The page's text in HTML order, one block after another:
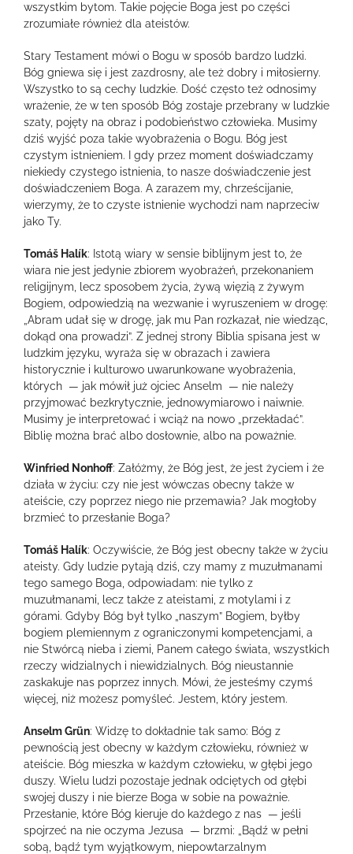
wszystkim bytom. Takie pojęcie Boga jest po części
zrozumiałe również dla ateistów.
Stary Testament mówi o Bogu w sposób bardzo ludzki.
Bóg gniewa się i jest zazdrosny, ale też dobry i miłosierny.
Wszystko to są cechy ludzkie. Dość często też odnosimy
wrażenie, że w ten sposób Bóg zostaje przebrany w ludzkie
szaty, pojęty na obraz i podobieństwo człowieka. Musimy
dziś wyjść poza takie wyobrażenia o Bogu. Bóg jest
czystym istnieniem. I gdy przez moment doświadczamy
niekiedy czystego istnienia, to nasze doświadczenie jest
doświadczeniem Boga. A zarazem my, chrześcijanie,
wierzymy, że to czyste istnienie wychodzi nam naprzeciw
jako Ty.
Tomáš Halík: Istotą wiary w sensie biblijnym jest to, że
wiara nie jest jedynie zbiorem wyobrażeń, przekonaniem
religijnym, lecz sposobem życia, żywą więzią z żywym
Bogiem, odpowiedzią na wezwanie i wyruszeniem w drogę:
„Abram udał się w drogę, jak mu Pan rozkazał, nie wiedząc,
dokąd ona prowadzi”. Z jednej strony Biblia spisana jest w
ludzkim języku, wyraża się w obrazach i zawiera
historycznie i kulturowo uwarunkowane wyobrażenia,
których — jak mówił już ojciec Anselm — nie należy
przyjmować bezkrytycznie, jednowymiarowo i naiwnie.
Musimy je interpretować i wciąż na nowo „przekładać”.
Biblię można brać albo dosłownie, albo na poważnie.
Winfried Nonhoff: Załóżmy, że Bóg jest, że jest życiem i że
działa w życiu: czy nie jest wówczas obecny także w
ateiście, czy poprzez niego nie przemawia? Jak mogłoby
brzmieć to przesłanie Boga?
Tomáš Halík: Oczywiście, że Bóg jest obecny także w życiu
ateisty. Gdy ludzie pytają dziś, czy mamy z muzułmanami
tego samego Boga, odpowiadam: nie tylko z
muzułmanami, lecz także z ateistami, z motylami i z
górami. Gdyby Bóg był tylko „naszym” Bogiem, byłby
bogiem plemiennym z ograniczonymi kompetencjami, a
nie Stwórcą nieba i ziemi, Panem całego świata, wszystkich
rzeczy widzialnych i niewidzialnych. Bóg nieustannie
zaskakuje nas poprzez innych. Mówi, że jesteśmy czymś
więcej, niż możesz pomyśleć. Jestem, który jestem.
Anselm Grün: Widzę to dokładnie tak samo: Bóg z
pewnością jest obecny w każdym człowieku, również w
ateiście. Bóg mieszka w każdym człowieku, w głębi jego
duszy. Wielu ludzi pozostaje jednak odciętych od głębi
swojej duszy i nie bierze Boga w sobie na poważnie.
Przesłanie, które Bóg kieruje do każdego z nas — jeśli
spojrzeć na nie oczyma Jezusa — brzmi: „Bądź w pełni
sobą, bądź tym wyjątkowym, niepowtarzalnym